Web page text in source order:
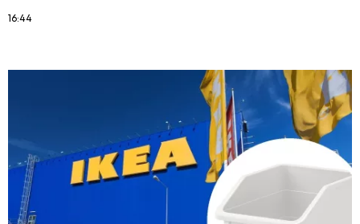
16:44